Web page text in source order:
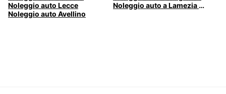
Noleggio auto Lecce
Noleggio auto a Lamezia Terme, Italia
Noleggio auto Avellino